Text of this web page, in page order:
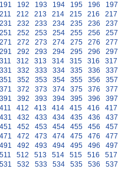
191 192 193 194 195 196 197
211 212 213 214 215 216 217
231 232 233 234 235 236 237
251 252 253 254 255 256 257
271 272 273 274 275 276 277
291 292 293 294 295 296 297
311 312 313 314 315 316 317
331 332 333 334 335 336 337
351 352 353 354 355 356 357
371 372 373 374 375 376 377
391 392 393 394 395 396 397
411 412 413 414 415 416 417
431 432 433 434 435 436 437
451 452 453 454 455 456 457
471 472 473 474 475 476 477
491 492 493 494 495 496 497
511 512 513 514 515 516 517
531 532 533 534 535 536 537